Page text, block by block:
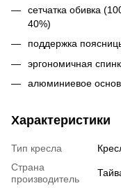
сетчатка обивка
40%)
поддержка
эргономичная
алюминиевое
Характеристики
Тип кресла
Страна
производитель